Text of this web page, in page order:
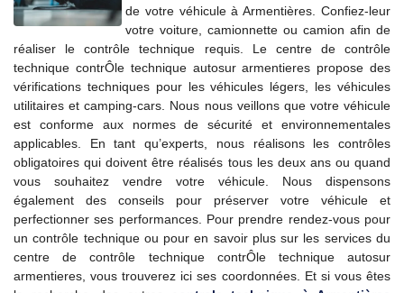
de votre véhicule à Armentières. Confiez-leur
votre voiture, camionnette ou camion afin de
réaliser le contrôle technique requis. Le centre de contrôle
technique contrÔle technique autosur armentieres propose des
vérifications techniques pour les véhicules légers, les véhicules
utilitaires et camping-cars. Nous nous veillons que votre véhicule
est conforme aux normes de sécurité et environnementales
applicables. En tant qu’experts, nous réalisons les contrôles
obligatoires qui doivent être réalisés tous les deux ans ou quand
vous souhaitez vendre votre véhicule. Nous dispensons
également des conseils pour préserver votre véhicule et
perfectionner ses performances. Pour prendre rendez-vous pour
un contrôle technique ou pour en savoir plus sur les services du
centre de contrôle technique contrÔle technique autosur
armentieres, vous trouverez ici ses coordonnées. Et si vous êtes